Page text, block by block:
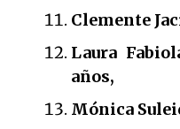
Clemente
Laura
años,
Mónica